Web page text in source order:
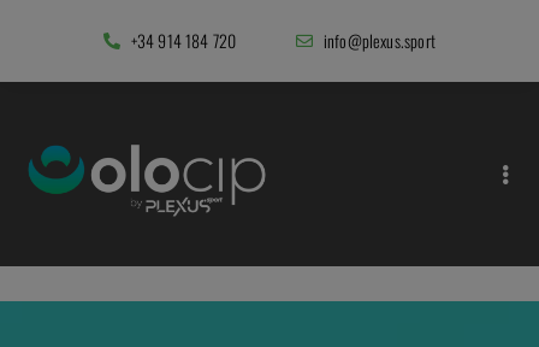
+34 914 184 720 info@plexus.sport